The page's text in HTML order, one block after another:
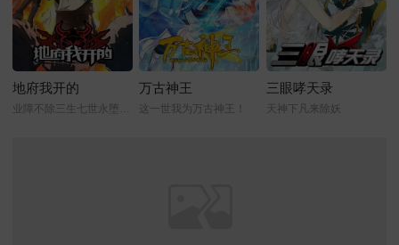
地府我开的
业障不除三生七世永堕阎罗
万古神王
这一世我为万古神王！
三眼哮天录
天神下凡来除妖